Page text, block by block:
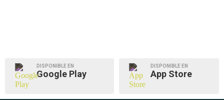
DISPONIBLE EN
Google Play
DISPONIBLE EN
App Store